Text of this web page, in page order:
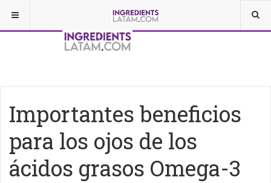
Importantes beneficios
para los ojos de los
ácidos grasos Omega-3